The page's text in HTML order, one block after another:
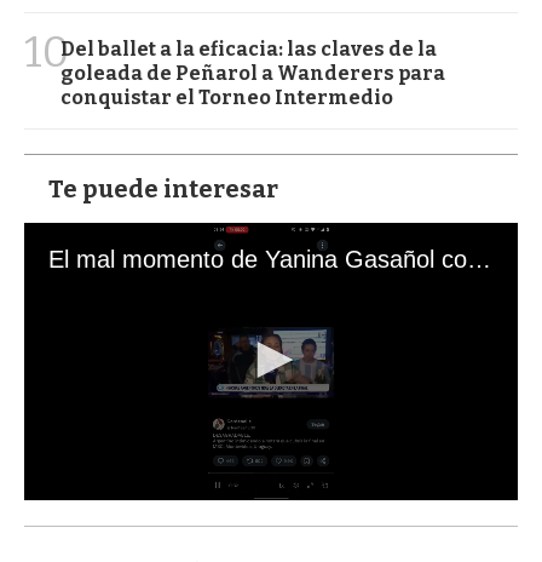
10Del ballet a la eficacia: las claves de la
goleada de Peñarol a Wanderers para
conquistar el Torneo Intermedio
Te puede interesar
El mal momento de Yanina Gasañol con un hincha argentino en "Subrayado"
s